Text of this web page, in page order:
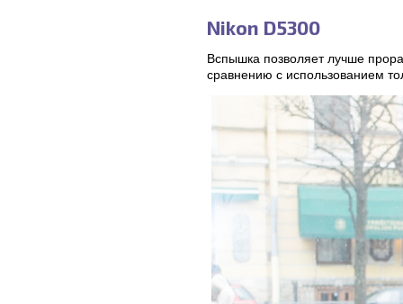
Nikon D5300
Вспышка позволяет лучше
сравнению с использованием